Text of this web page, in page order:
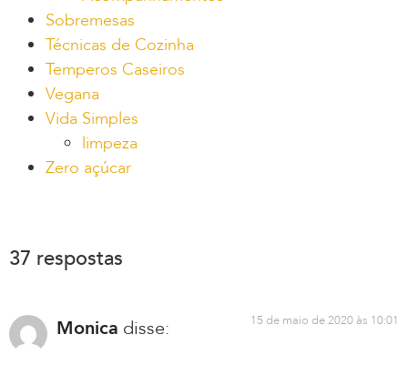
Sobremesas
Técnicas de Cozinha
Temperos Caseiros
Vegana
Vida Simples
limpeza
Zero açúcar
37 respostas
Monica disse: 15 de maio de 2020 às 10:01